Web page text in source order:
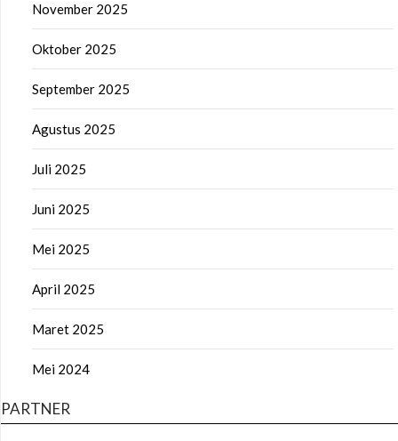
November 2025
Oktober 2025
September 2025
Agustus 2025
Juli 2025
Juni 2025
Mei 2025
April 2025
Maret 2025
Mei 2024
PARTNER